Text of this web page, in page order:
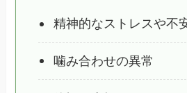
精神的なストレスや不
噛み合わせの異常